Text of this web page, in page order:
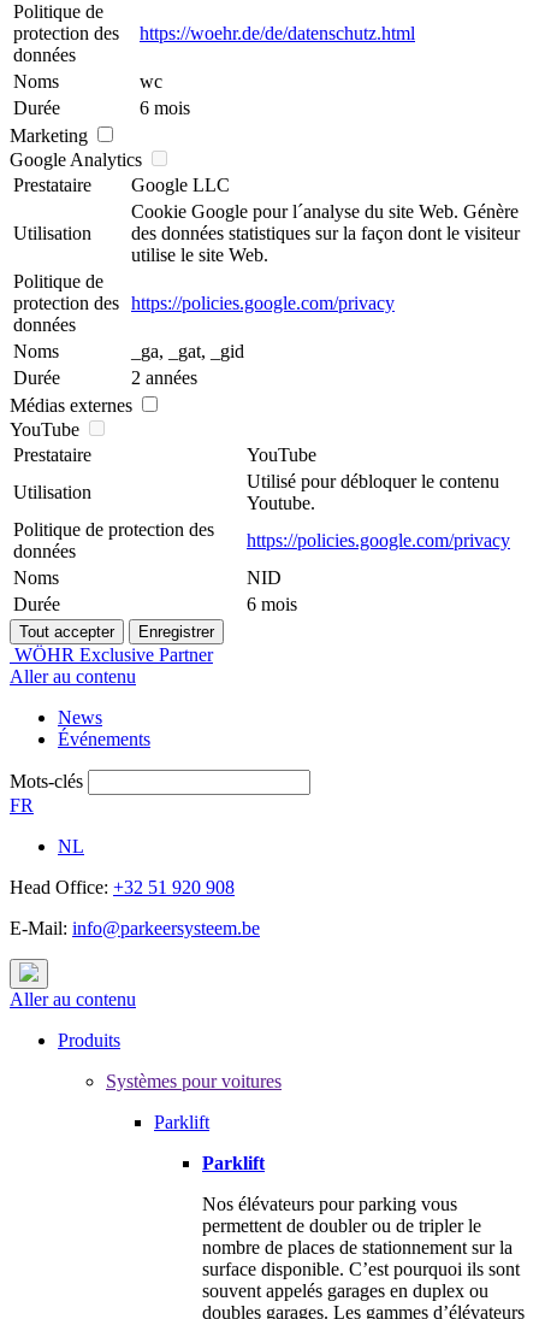
Politique de
protection des
données
https://woehr.de/de/datenschutz.html
Noms
wc
Durée
6 mois
Marketing
Google Analytics
Prestataire
Google LLC
Utilisation
Cookie Google pour l´analyse du site Web. Génère
des données statistiques sur la façon dont le visiteur
utilise le site Web.
Politique de
protection des
données
https://policies.google.com/privacy
Noms
_ga, _gat, _gid
Durée
2 années
Médias externes
YouTube
Prestataire
YouTube
Utilisation
Utilisé pour débloquer le contenu
Youtube.
Politique de protection des
données
https://policies.google.com/privacy
Noms
NID
Durée
6 mois
WÖHR Exclusive Partner
Aller au contenu
News
Événements
Mots-clés
FR
NL
Head Office: +32 51 920 908
E-Mail: info@parkeersysteem.be
Aller au contenu
Produits
Systèmes pour voitures
Parklift
Parklift
Nos élévateurs pour parking vous
permettent de doubler ou de tripler le
nombre de places de stationnement sur la
surface disponible. C’est pourquoi ils sont
souvent appelés garages en duplex ou
doubles garages. Les gammes d’élévateurs